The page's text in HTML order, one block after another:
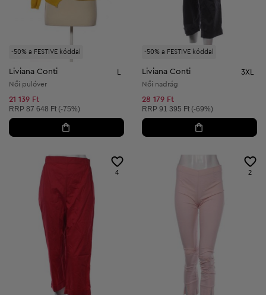
-50% a FESTIVE kóddal
Liviana Conti L
Női pulóver
21 139 Ft
Ajánlott ár:
RRP 87 648 Ft (-75%)
-50% a FESTIVE kóddal
Liviana Conti 3XL
Női nadrág
28 179 Ft
Ajánlott ár:
RRP 91 395 Ft (-69%)
4 2